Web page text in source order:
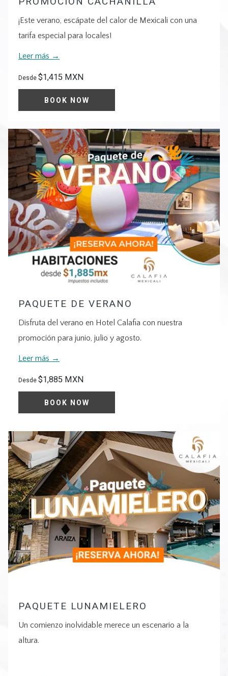
¡Este verano, escápate del calor de Mexicali con una
tarifa especial para locales!
Leer más
Desde $1,415 MXN
BOOK NOW
PAQUETE DE VERANO
Disfruta del verano en Hotel Calafia con nuestra
promoción para junio, julio y agosto.
Leer más
Desde $1,885 MXN
BOOK NOW
PAQUETE LUNAMIELERO
Un comienzo inolvidable merece un escenario a la
altura.